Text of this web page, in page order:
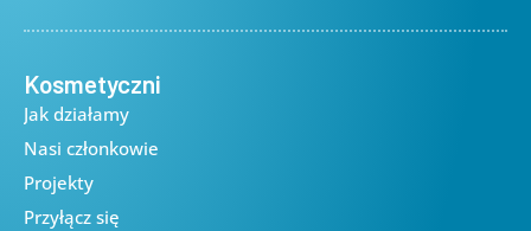
Kosmetyczni
Jak działamy
Nasi członkowie
Projekty
Przyłącz się